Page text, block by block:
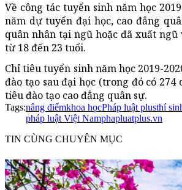
Về công tác tuyển sinh năm học
năm dự tuyển đại học, cao đẳng
quân nhân tại ngũ hoặc đã xuất
từ 18 đến 23 tuổi.
Chỉ tiêu tuyển sinh năm học 2019-
đào tạo sau đại học (trong đó có
tiêu đào tạo cao đẳng quân sự.
Tags:nâng điểmkhoa họcPháp luật plusthí
pháp luật Việt Namphapluatplus.vn
TIN CÙNG CHUYÊN MỤC